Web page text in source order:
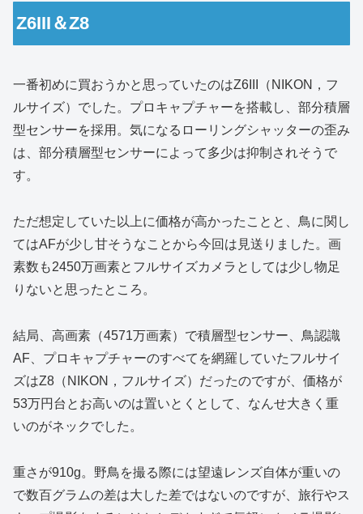
Z6III＆Z8
一番初めに買おうかと思っていたのはZ6III（NIKON，フ
ルサイズ）でした。プロキャプチャーを搭載し、部分積層
型センサーを採用。気になるローリングシャッターの歪み
は、部分積層型センサーによって多少は抑制されそうで
す。
ただ想定していた以上に価格が高かったことと、鳥に関し
てはAFが少し甘そうなことから今回は見送りました。画
素数も2450万画素とフルサイズカメラとしては少し物足
りないと思ったところ。
結局、高画素（4571万画素）で積層型センサー、鳥認識
AF、プロキャプチャーのすべてを網羅していたフルサイ
ズはZ8（NIKON，フルサイズ）だったのですが、価格が
53万円台とお高いのは置いとくとして、なんせ大きく重
いのがネックでした。
重さが910g。野鳥を撮る際には望遠レンズ自体が重いの
で数百グラムの差は大した差ではないのですが、旅行やス